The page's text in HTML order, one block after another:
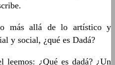
más allá de lo artístico y
y social, ¿qué es Dadá?
leemos: ¿Qué es dadá? ¿Un